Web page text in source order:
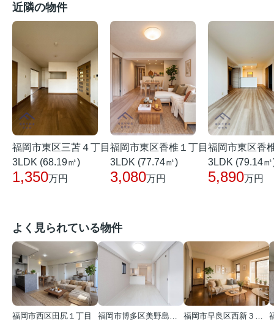
近隣の物件
福岡市東区三苫４丁目
3LDK (68.19㎡)
1,350万円
福岡市東区香椎１丁目
3LDK (77.74㎡)
3,080万円
福岡市東区香
3LDK (79.14
5,890万円
よく見られている物件
福岡市西区田尻１丁目